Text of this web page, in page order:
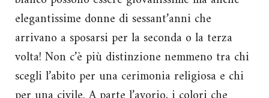
elegantissime donne di sessant’anni che
arrivano a sposarsi per la seconda o la terza
volta! Non c’è più distinzione nemmeno tra chi
scegli l’abito per una cerimonia religiosa e chi